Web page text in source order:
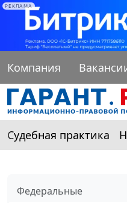
РЕКЛАМА
Компания
Судебная практика
Федеральные